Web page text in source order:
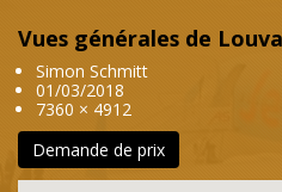
Vues générales de
Simon Schmitt
01/03/2018
7360 × 4912
Demande de prix